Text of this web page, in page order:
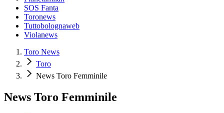
SOS Fanta
Toronews
Tuttobolognaweb
Violanews
Toro News
Toro
News Toro Femminile
News Toro Femminile